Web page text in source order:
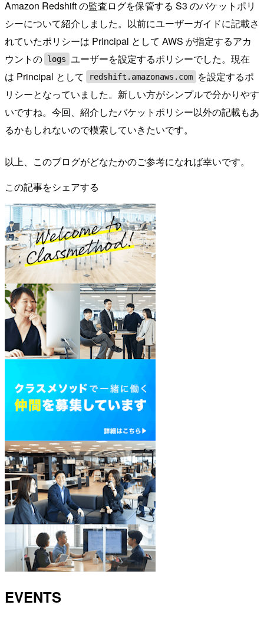
Amazon Redshift の監査ログを保管する S3 のバケットポリ
シーについて紹介しました。以前にユーザーガイドに記載さ
れていたポリシーは Principal として AWS が指定するアカ
ウントの logs ユーザーを設定するポリシーでした。現在
は Principal として
redshift.amazonaws.com
を設定するポ
リシーとなっていました。新しい方がシンプルで分かりやす
いですね。今回、紹介したバケットポリシー以外の記載もあ
るかもしれないので模索していきたいです。
以上、このブログがどなたかのご参考になれば幸いです。
この記事をシェアする
EVENTS